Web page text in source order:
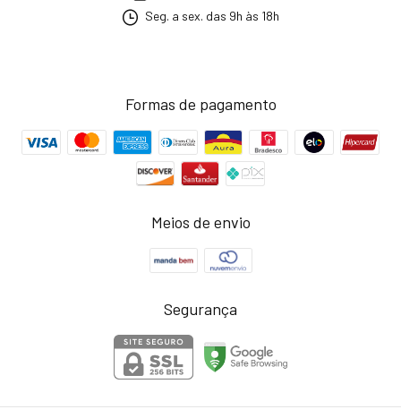
Seg. a sex. das 9h às 18h
Formas de pagamento
Meios de envio
Segurança